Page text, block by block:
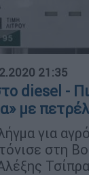
21:35
diesel -
με
για
στη